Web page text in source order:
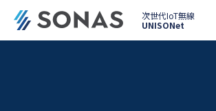
次世代IoT無線
UNISONet